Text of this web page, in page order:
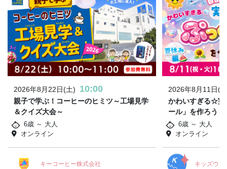
2026年8月22日(土) 10:00
親子で学ぶ！コーヒーのヒミツ～工場見学
＆クイズ大会～
6歳 ～ 大人
オンライン
キーコーヒー株式会社
2026年8月11日(
かわいすぎる☆実
ール」を作ろう！
6歳 ～ 大人
オンライン
キッズウィ